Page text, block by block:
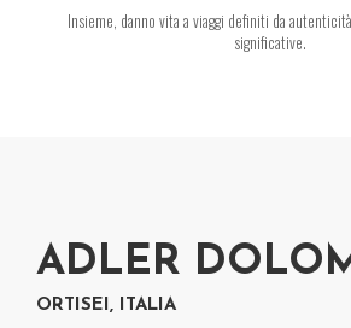
Insieme, danno vita a viaggi definiti da
significative.
ADLER
ORTISEI, ITALIA